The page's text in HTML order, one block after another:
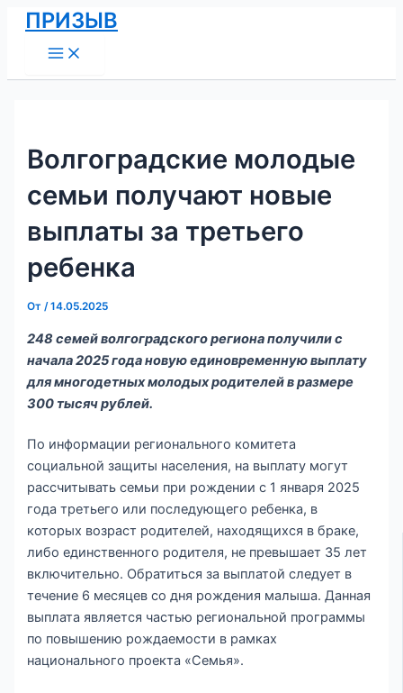
Перейти
содержимому
ПРИЗЫВ
Menu
Волгоградские молодые
семьи получают новые
выплаты за третьего
ребенка
От/14.05.2025
248 семей волгоградского региона получили с
начала 2025 года новую единовременную выплату
для многодетных молодых родителей в размере
300 тысяч рублей.
По информации регионального комитета
социальной защиты населения, на выплату могут
рассчитывать семьи при рождении с 1 января 2025
года третьего или последующего ребенка, в
которых возраст родителей, находящихся в браке,
либо единственного родителя, не превышает 35 лет
включительно. Обратиться за выплатой следует в
течение 6 месяцев со дня рождения малыша. Данная
выплата является частью региональной программы
по повышению рождаемости в рамках
национального проекта «Семья».
Навигация
по
записям